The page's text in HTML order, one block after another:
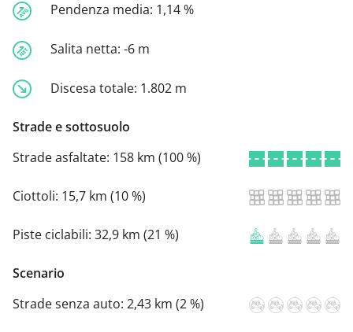
Pendenza media: 1,14 %
Salita netta: -6 m
Discesa totale: 1.802 m
Strade e sottosuolo
Strade asfaltate: 158 km (100 %)
Ciottoli: 15,7 km (10 %)
Piste ciclabili: 32,9 km (21 %)
Scenario
Strade senza auto: 2,43 km (2 %)